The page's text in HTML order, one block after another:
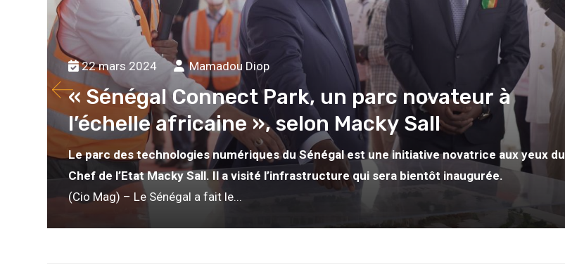
22 mars 2024 Mamadou Diop
« Sénégal Connect Park, un parc novateur à
l’échelle africaine », selon Macky Sall
Le parc des technologies numériques du Sénégal est une initiative novatrice aux yeux du
Chef de l’Etat Macky Sall. Il a visité l’infrastructure qui sera bientôt inaugurée.
(Cio Mag) – Le Sénégal a fait le...